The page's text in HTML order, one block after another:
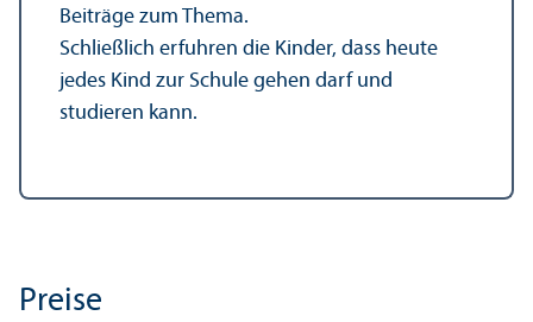
Beiträge zum Thema.
Schließlich erfuhren die Kinder, dass heute
jedes Kind zur Schule gehen darf und
studieren kann.
Preise